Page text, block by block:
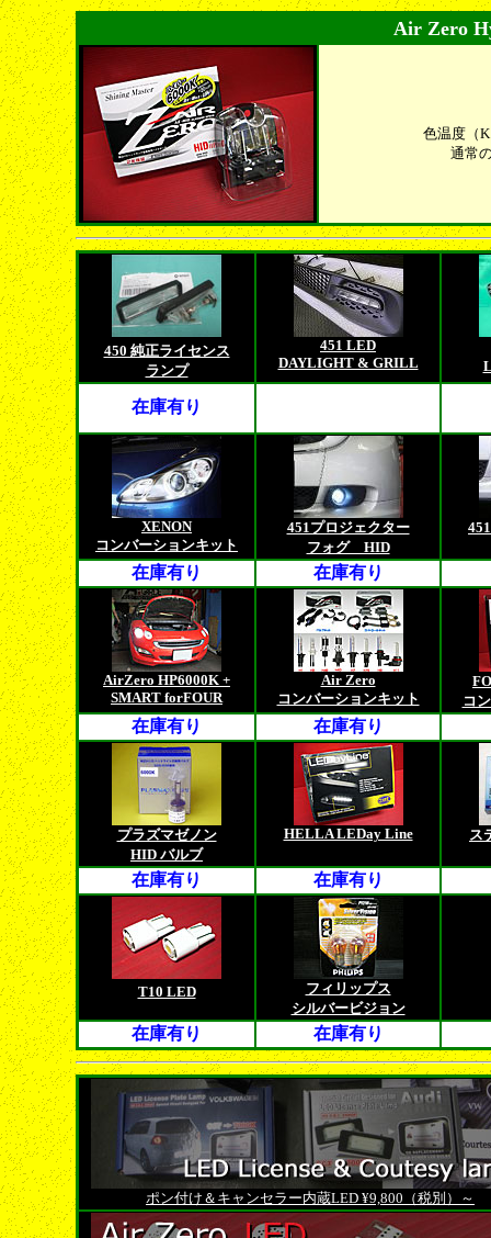
Air Zero
色温度（
通常
450 純正ライセンス
ランプ
451 LED
DAYLIGHT & GRILL
在庫有り
XENON
コンバーションキット
451プロジェクター
フォグ HID
在庫有り 在庫有り
AirZero HP6000K +
SMART forFOUR
Air Zero
コンバーションキット
コ
在庫有り 在庫有り
プラズマゼノン
HID バルブ
HELLA LEDay Line ス
在庫有り 在庫有り
T10 LED
フィリップス
シルバービジョン
在庫有り 在庫有り
ポン付け＆キャンセラー内蔵LED ¥9,800（税別）～